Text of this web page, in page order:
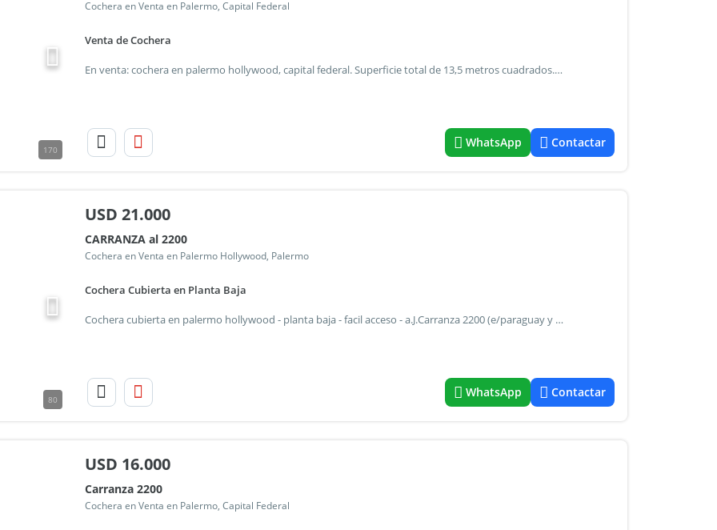
170
Cochera en Venta en Palermo, Capital Federal
Venta de Cochera
En venta: cochera en palermo hollywood, capital federal. Superficie total de 13,5 metros cuadrados. La misma esta emplazada en en 1er subsuelo, acceso mediante rampa. Martilleros alejandra vecchio alberdi cucicba 1076 / nehuen gabriel puebla cmcpm n3002. Las propiedades que figuran en esta publicación se encuentran a cargo del profesional matriculado de la oficina, la intermediación y la conclusión de las operaciones serán llevadas exclusivamente por él. Todas las medidas enunciadas son meramente orientativas, las medidas exactas serán las que se expresen en el respectivo título de propiedad de cada inmueble. Todas las fotos, imágenes y videos son meramente ilustrativos y no contractuales. Los precios enunciados son meramente orientativos y no contractuales. Necesitas asesoria para comprar o vender una propiedad? Contactenos!
WhatsApp Contactar
80
USD 21.000
CARRANZA al 2200
Cochera en Venta en Palermo Hollywood, Palermo
Cochera Cubierta en Planta Baja
Cochera cubierta en palermo hollywood - planta baja - facil acceso - a.J.Carranza 2200 (e/paraguay y guatemala) - son 2 cocheras cubiertas en planta baja, una al lado de la otra, en u$s 21.000 cada una - www.Abbacabanillas.Net
WhatsApp Contactar
USD 16.000
Carranza 2200
Cochera en Venta en Palermo, Capital Federal